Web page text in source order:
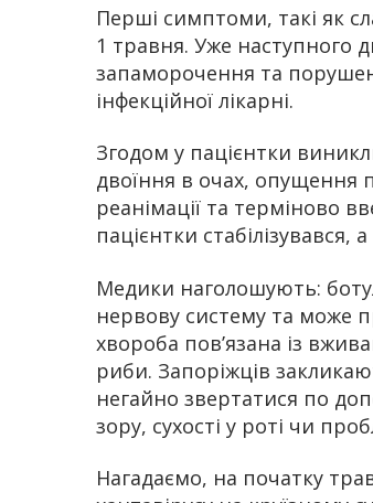
Перші симптоми, такі як
1 травня. Уже наступного
запаморочення та
інфекційної лікарні.
Згодом у пацієнтки
двоїння в очах, опущення
реанімації та терміново
пацієнтки стабілізувався,
Медики наголошують:
нервову систему та може
хвороба пов’язана із
риби. Запоріжців
негайно звертатися по
зору, сухості у роті чи
Нагадаємо, на початку